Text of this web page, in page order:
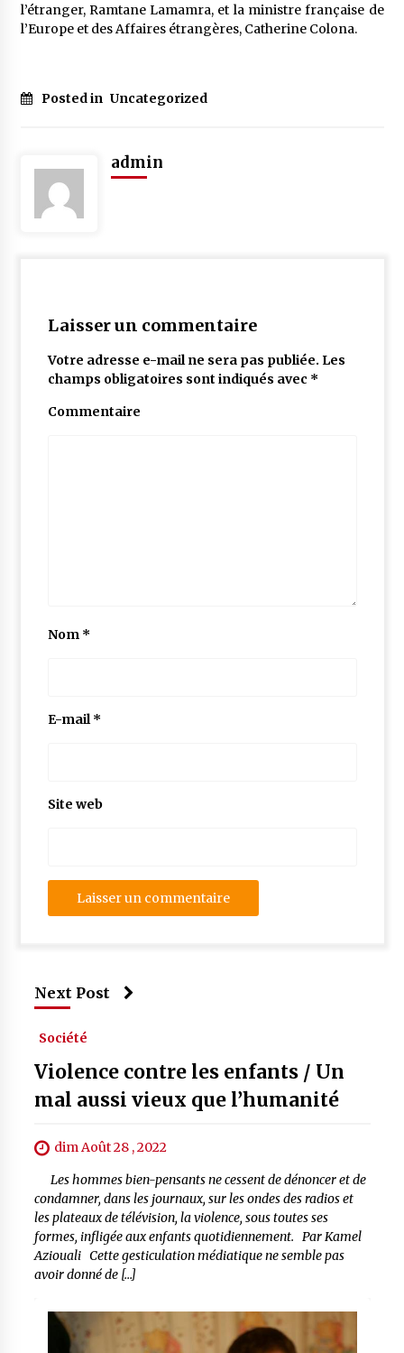
l’étranger, Ramtane Lamamra, et la ministre française de
l’Europe et des Affaires étrangères, Catherine Colona.
Posted in Uncategorized
admin
Laisser un commentaire
Votre adresse e-mail ne sera pas publiée. Les
champs obligatoires sont indiqués avec *
Commentaire
Nom *
E-mail*
Site web
Next Post
Société
Violence contre les enfants / Un
mal aussi vieux que l’humanité
dim Août 28 , 2022
Les hommes bien-pensants ne cessent de dénoncer et de
condamner, dans les journaux, sur les ondes des radios et
les plateaux de télévision, la violence, sous toutes ses
formes, infligée aux enfants quotidiennement. Par Kamel
Aziouali Cette gesticulation médiatique ne semble pas
avoir donné de […]